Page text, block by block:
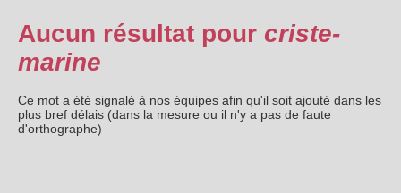
Aucun résultat pour criste-
marine
Ce mot a été signalé à nos équipes afin qu'il soit ajouté dans les
plus bref délais (dans la mesure ou il n'y a pas de faute
d'orthographe)